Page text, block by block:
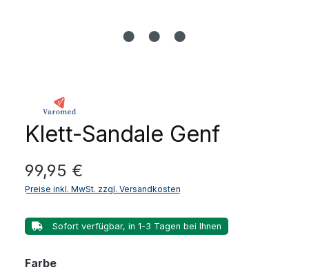
Klett-Sandale Genf
Regulärer Preis:
99,95 €
Preise inkl. MwSt. zzgl. Versandkosten
Sofort verfügbar, in 1-3 Tagen bei Ihnen
Farbeauswählen